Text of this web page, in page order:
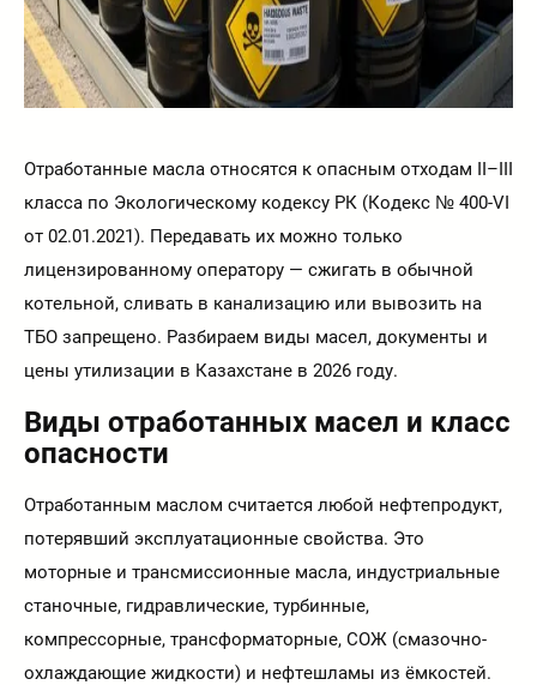
Отработанные масла относятся к опасным отходам II–III
класса по Экологическому кодексу РК (Кодекс № 400-VI
от 02.01.2021). Передавать их можно только
лицензированному оператору — сжигать в обычной
котельной, сливать в канализацию или вывозить на
ТБО запрещено. Разбираем виды масел, документы и
цены утилизации в Казахстане в 2026 году.
Виды отработанных масел и класс
опасности
Отработанным маслом считается любой нефтепродукт,
потерявший эксплуатационные свойства. Это
моторные и трансмиссионные масла, индустриальные
станочные, гидравлические, турбинные,
компрессорные, трансформаторные, СОЖ (смазочно-
охлаждающие жидкости) и нефтешламы из ёмкостей.